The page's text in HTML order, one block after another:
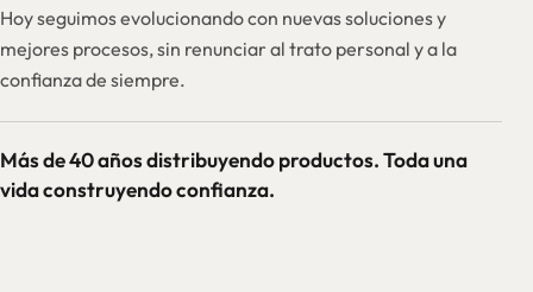
Hoy seguimos evolucionando con nuevas soluciones y
mejores procesos, sin renunciar al trato personal y a la
confianza de siempre.
Más de 40 años distribuyendo productos. Toda una
vida construyendo confianza.